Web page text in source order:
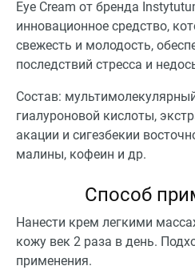
Eye Cream от бренда
инновационное средство,
свежесть и молодость,
последствий стресса и
Состав:
гиалуроновой кислоты,
акации и сигезбекии
малины, кофеин и др.
Способ
Нанести крем легкими
кожу век 2 раза в день.
применения.